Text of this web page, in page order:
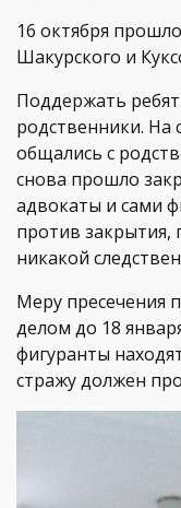
16 октября
Шакурского и
Поддержать
родственники. На
общались с
снова прошло
адвокаты и сами
против закрытия,
никакой
Меру пресечения
делом до 18
фигуранты
стражу должен